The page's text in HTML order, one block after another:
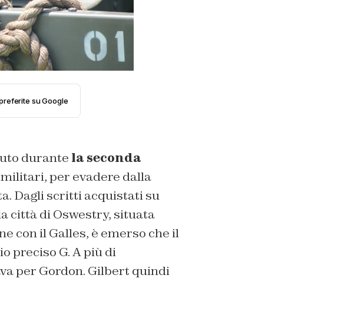
su Google
durante la seconda
per evadere dalla
Dagli scritti acquistati su
città di Oswestry, situata
con il Galles, è emerso che il
preciso G. A più di
per Gordon. Gilbert quindi